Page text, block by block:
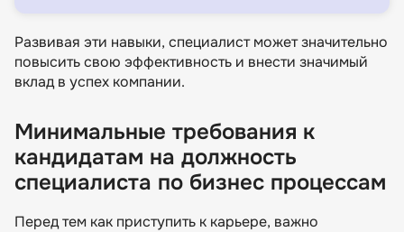
Развивая эти навыки, специалист может значительно
повысить свою эффективность и внести значимый
вклад в успех компании.
Минимальные требования к
кандидатам на должность
специалиста по бизнес процессам
Перед тем как приступить к карьере, важно